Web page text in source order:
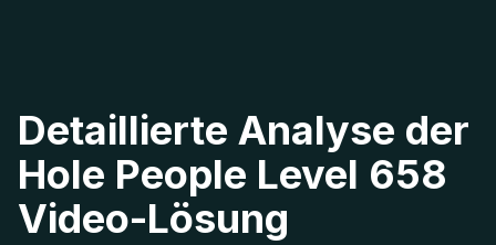
Detaillierte Analyse der
Hole People Level 658
Video-Lösung